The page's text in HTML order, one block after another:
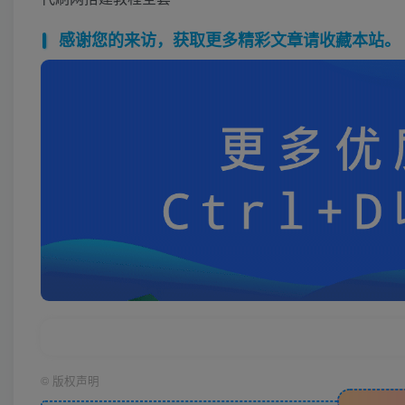
感谢您的来访，获取更多精彩文章请收藏本站。
© 版权声明